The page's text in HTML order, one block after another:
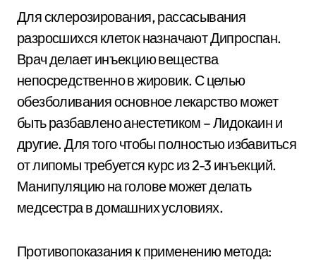
Для склерозирования, рассасывания
разросшихся клеток назначают Дипроспан.
Врач делает инъекцию вещества
непосредственно в жировик. С целью
обезболивания основное лекарство может
быть разбавлено анестетиком – Лидокаин и
другие. Для того чтобы полностью избавиться
от липомы требуется курс из 2-3 инъекций.
Манипуляцию на голове может делать
медсестра в домашних условиях.
Противопоказания к применению метода: